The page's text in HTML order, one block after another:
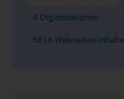
4 Organisationen
5816 Webseiten-Inhalte